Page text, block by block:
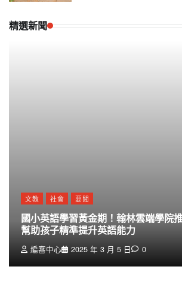
精選新聞
文教 社會 要聞
國小英語學習黃金期！翰林雲端學院
幫助孩子精準提升英語能力
編審中心 2025 年 3 月 5 日 0